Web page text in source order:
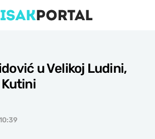
u Velikoj Ludini,